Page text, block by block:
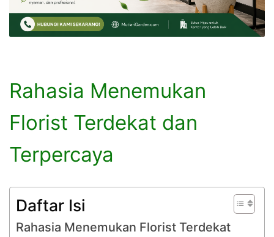
Rahasia Menemukan
Florist Terdekat dan
Terpercaya
Daftar Isi
Rahasia Menemukan Florist Terdekat